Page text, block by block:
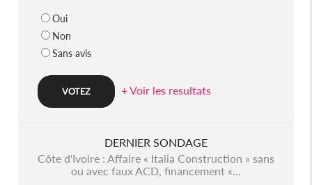
Oui
Non
Sans avis
+ Voir les resultats
DERNIER SONDAGE
Côte d'Ivoire : Affaire « Italia Construction » sans
ou avec faux ACD, financement «...